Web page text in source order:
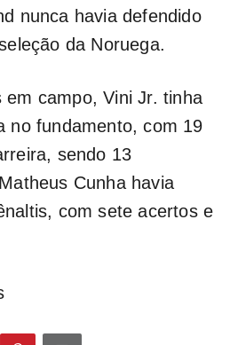
nunca havia defendido
da Noruega.
em campo, Vini Jr. tinha
no fundamento, com 19
sendo 13
Cunha havia
com sete acertos e